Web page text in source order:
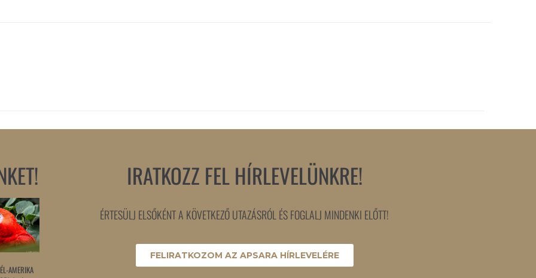
AMERIKA
IRATKOZZ FEL HÍRLEVELÜNKRE!
ÉRTESÜLJ ELSŐKÉNT A KÖVETKEZŐ UTAZÁSRÓL ÉS FOGLALJ MINDENKI ELŐTT!
FELIRATKOZOM AZ APSARA HÍRLEVELÉRE